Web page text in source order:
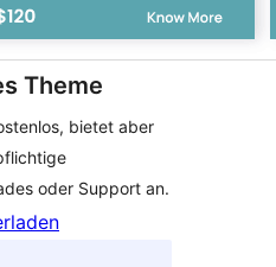
Theme
bietet aber
oder Support an.